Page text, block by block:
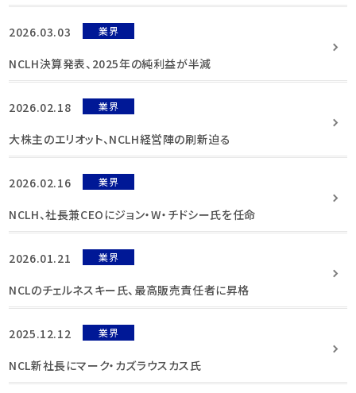
2026.03.03 業界
NCLH決算発表、2025年の純利益が半減
2026.02.18 業界
大株主のエリオット、NCLH経営陣の刷新迫る
2026.02.16 業界
NCLH、社長兼CEOにジョン・W・チドシー氏を任命
2026.01.21 業界
NCLのチェルネスキー氏、最高販売責任者に昇格
2025.12.12 業界
NCL新社長にマーク・カズラウスカス氏